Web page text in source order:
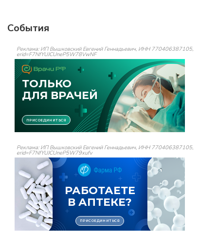
События
Реклама: ИП Вышковский Евгений Геннадьевич, ИНН 770406387105,
erid=F7NfYUJCUneP5W78VwNF
Реклама: ИП Вышковский Евгений Геннадьевич, ИНН 770406387105,
erid=F7NfYUJCUneP5W79xufv